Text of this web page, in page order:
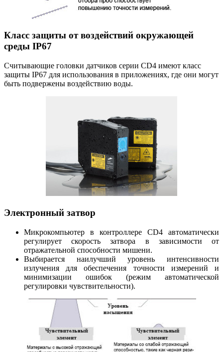
Класс защиты от воздействий окружающей
среды IP67
Считывающие головки датчиков серии CD4 имеют класс
защиты IP67 для использования в приложениях, где они могут
быть подвержены воздействию воды.
Электронный затвор
Микрокомпьютер в контроллере CD4 автоматически
регулирует скорость затвора в зависимости от
отражательной способности мишени.
Выбирается наилучший уровень интенсивности
излучения для обеспечения точности измерений и
минимизации ошибок (режим автоматической
регулировки чувствительности).